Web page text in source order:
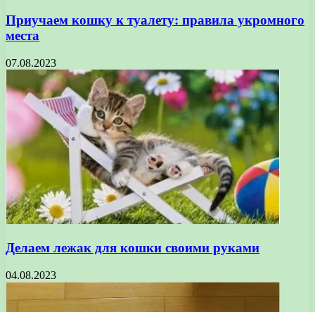
Приучаем кошку к туалету: правила укромного
места
07.08.2023
Делаем лежак для кошки своими руками
04.08.2023